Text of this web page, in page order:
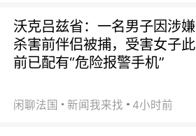
沃克吕兹省：一名男子因涉嫌
杀害前伴侣被捕，受害女子此
前已配有“危险报警手机”
闲聊法国 新闻我来找 4小时前